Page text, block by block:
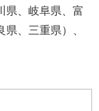
県、岐阜県、富
、三重県）、